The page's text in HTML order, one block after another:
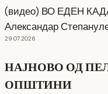
(видео) ВО ЕДЕН
Александар
29.07.2026
НАЈНОВО ОД
ОПШТИНИ